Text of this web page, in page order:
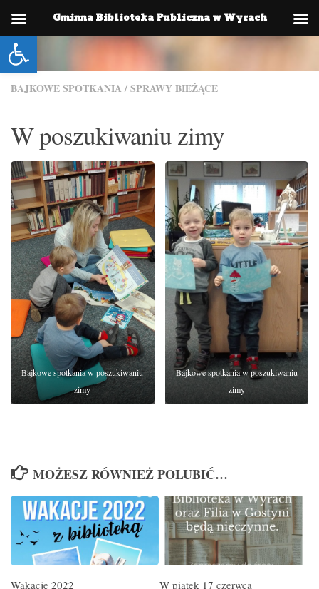
Otwórz pasek narzędzi
Skip to content
BAJKOWE SPOTKANIA /SPRAWY BIEŻĄCE
W poszukiwaniu zimy
Bajkowe spotkania w poszukiwaniu
zimy
Bajkowe spotkania w poszukiwaniu
zimy
MOŻESZ RÓWNIEŻ POLUBIĆ…
Wakacje 2022
W piątek 17 czerwca
Gminna Biblioteka Publiczna w Wyrach